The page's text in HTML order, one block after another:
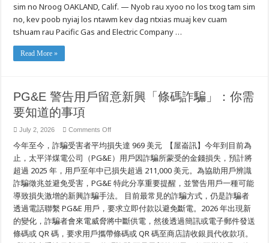
Neeg
Siv
Hluav
Taws
Xob
Uas
Muaj
Ntawm
Yog
Koj
Yuav
Tau
Paub
sim no Nroog OAKLAND, Calif. — Nyob rau xyoo no los txog tam sim
no, kev poob nyiaj los ntawm kev dag ntxias muaj kev cuam
tshuam rau Pacific Gas and Electric Company …
Read More »
PG&E 警告用戶留意新興「條碼詐騙」：你需
要知道的事項
July 2, 2026 Comments Offon
警
用
戶
留
意
新
興
「條
碼
詐
今年至今，詐騙受害者平均損失達 969 美元 【屋崙訊】今年到目前為
止，太平洋煤電公司（PG&E）用戶因詐騙所蒙受的金錢損失，預計將
超過 2025 年，用戶至年中已損失超過 211,000 美元。為協助用戶辨識
詐騙徵兆並避免受害，PG&E 特此分享重要提醒，並警告用戶一種可能
導致損失激增的新興詐騙手法。 目前最常見的詐騙方式，仍是詐騙者
透過電話聯繫 PG&E 用戶，要求立即付款以避免斷電。2026 年出現新
的變化，詐騙者會來電威脅將中斷供電，然後透過簡訊或電子郵件發送
條碼或 QR 碼，要求用戶攜帶條碼或 QR 碼至商店請收銀員代收款項。